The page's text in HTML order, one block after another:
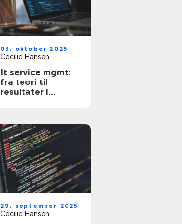
03. oktober 2025
Cecilie Hansen
It service mgmt:
fra teori til
resultater i
29. september 2025
Cecilie Hansen